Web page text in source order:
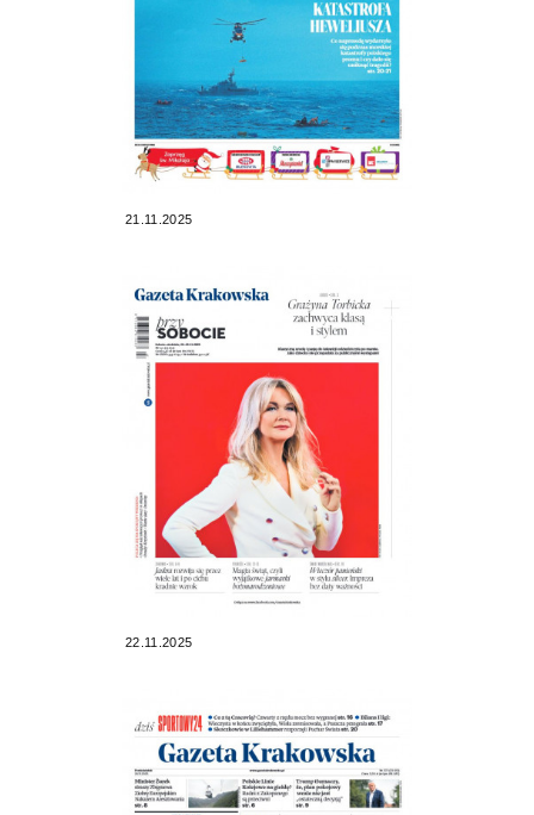
21.11.2025
22.11.2025